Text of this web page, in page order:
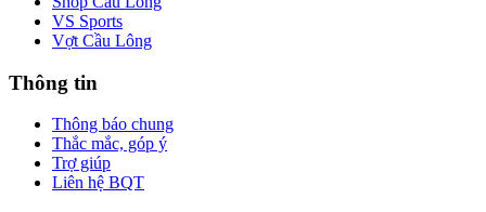
VS Sports
Vợt Cầu Lông
Thông tin
Thông báo chung
Thắc mắc, góp ý
Trợ giúp
Liên hệ BQT